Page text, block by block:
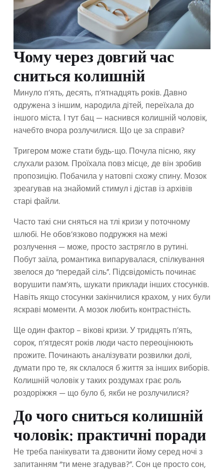
Чому через довгий час
сниться колишній
Минуло п’ять, десять, п’ятнадцять років. Давно
одружена з іншим, народила дітей, переїхала до
іншого міста. І тут бац — наснився колишній чоловік,
начебто вчора розлучилися. Що це за справи?
Тригером може стати будь-що. Почула пісню, яку
слухали разом. Проїхала повз місце, де він зробив
пропозицію. Побачила у натовпі схожу спину. Мозок
зреагував на знайомий стимул і дістав із архівів
старі файли.
Часто такі сни сняться на тлі кризи у поточному
шлюбі. Не обов’язково подружжя на межі
розлучення — може, просто застрягло в рутині.
Побут заїла, романтика випарувалася, спілкування
звелося до “передай сіль”. Підсвідомість починає
ворушити пам’ять, шукати приклади інших стосунків.
Навіть якщо стосунки закінчилися крахом, у них були
яскраві моменти. А мозок любить контрастність.
Ще один фактор – вікові кризи. У тридцять п’ять,
сорок, п’ятдесят років люди часто переоцінюють
прожите. Починають аналізувати розвилки долі,
думати про те, як склалося б життя за інших виборів.
Колишній чоловік у таких роздумах грає роль
роздоріжжя — що було б, якби не розлучилися?
До чого сниться колишній
чоловік: практичні поради
Не треба панікувати та дзвонити йому серед ночі з
запитанням “ти мене згадував?”. Сон це просто сон,